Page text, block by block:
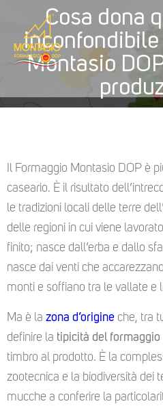
Cosa dona
Montasio
Il Formaggio Montasio DOP è
caseario. È il risultato
le tradizioni locali delle terre
delle regioni in cui viene
finito; nasce dall’erba e dallo
nasce dai venti che
monti e soffiano tra le vallate e
Ma è la zona d’origine che, tra
definire la tipicità del formaggio
timbro al prodotto. È la
zootecnica e la biodiversità dei
mucche a conferire la